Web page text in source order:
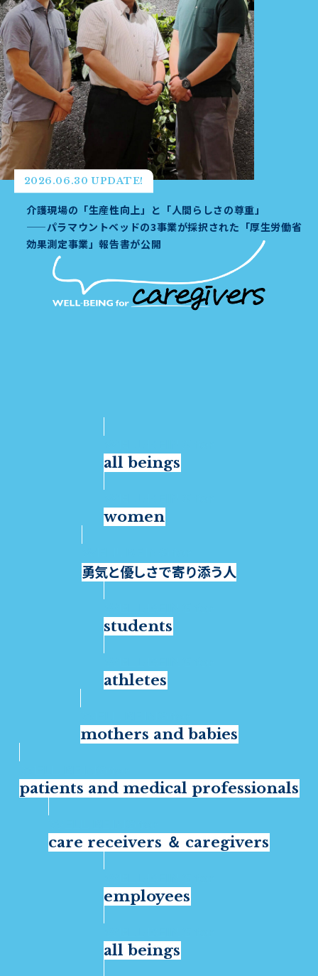
2026.06.30 UPDATE!
介護現場の「生産性向上」と「人間らしさの尊重」
——パラマウントベッドの3事業が採択された「厚生労働省
効果測定事業」報告書が公開
all beings
women
勇気と優しさで寄り添う人
students
athletes
mothers and babies
patients and medical professionals
care receivers ＆ caregivers
employees
all beings